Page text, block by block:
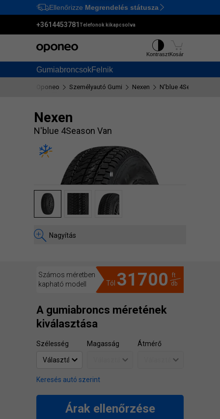
Ctrl M
Ellenőrizze Megrendelés státusza
+3614453781Telefonok kikapcsolva
GumiabroncsokFelnik
KontrasztKosár
Oponeo Személyautó Gumi Nexen N'blue 4Season Van
Nexen
N'blue 4Season Van
Nagyítás
Számos méretben
kapható modell
Tól 31700
ft
db
A gumiabroncs méretének
kiválasztása
Szélesség Magasság Átmérő
Keresés autó szerint
Árak ellenőrzése